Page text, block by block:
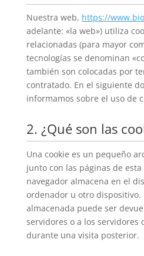
Nuestra web, https://
adelante: «la web») utiliza
relacionadas (para mayor
tecnologías se denominan
también son colocadas por
contratado. En el siguiente
informamos sobre el uso de
2. ¿Qué son las
Una cookie es un pequeño
junto con las páginas de
navegador almacena en el
ordenador u otro dispositivo.
almacenada puede ser
servidores o a los servidores
durante una visita posterior.